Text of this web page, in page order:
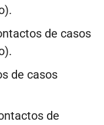
de casos
de casos
de